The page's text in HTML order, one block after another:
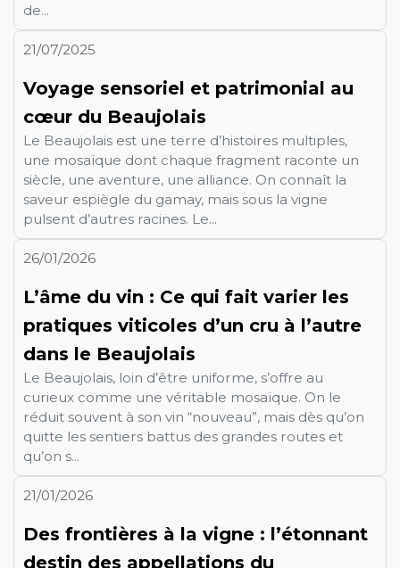
de...
21/07/2025
Voyage sensoriel et patrimonial au
cœur du Beaujolais
Le Beaujolais est une terre d’histoires multiples,
une mosaïque dont chaque fragment raconte un
siècle, une aventure, une alliance. On connaît la
saveur espiègle du gamay, mais sous la vigne
pulsent d’autres racines. Le...
26/01/2026
L’âme du vin : Ce qui fait varier les
pratiques viticoles d’un cru à l’autre
dans le Beaujolais
Le Beaujolais, loin d’être uniforme, s’offre au
curieux comme une véritable mosaïque. On le
réduit souvent à son vin “nouveau”, mais dès qu’on
quitte les sentiers battus des grandes routes et
qu’on s...
21/01/2026
Des frontières à la vigne : l’étonnant
destin des appellations du